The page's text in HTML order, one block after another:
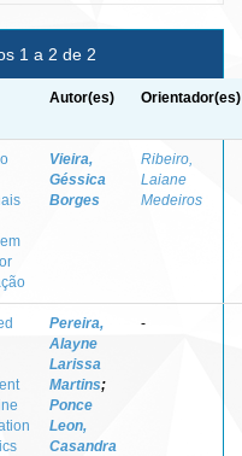
1 a 2 de 2
Autor(es) Orientador(es)
Vieira,
Géssica
Borges
Ribeiro,
Laiane
Medeiros
Pereira,
Alayne
Larissa
Martins;
Ponce
Leon,
Casandra
-